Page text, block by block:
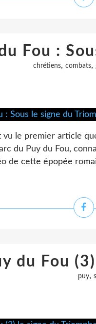
Fou :
chrétiens, combats,
vu le premier article
du Puy du Fou,
de cette épopée
du Fou
puy,